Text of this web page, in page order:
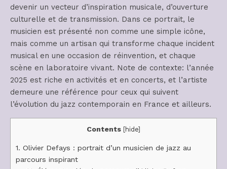
devenir un vecteur d’inspiration musicale, d’ouverture
culturelle et de transmission. Dans ce portrait, le
musicien est présenté non comme une simple icône,
mais comme un artisan qui transforme chaque incident
musical en une occasion de réinvention, et chaque
scène en laboratoire vivant. Note de contexte: l’année
2025 est riche en activités et en concerts, et l’artiste
demeure une référence pour ceux qui suivent
l’évolution du jazz contemporain en France et ailleurs.
Contents [hide]
1. Olivier Defays : portrait d’un musicien de jazz au
parcours inspirant